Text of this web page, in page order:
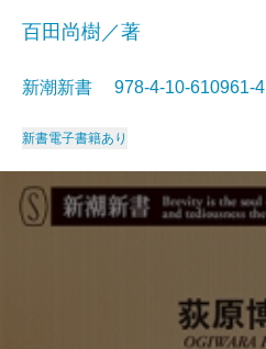
百田尚樹／著
新潮新書 978-4-10-
新書電子書籍あり